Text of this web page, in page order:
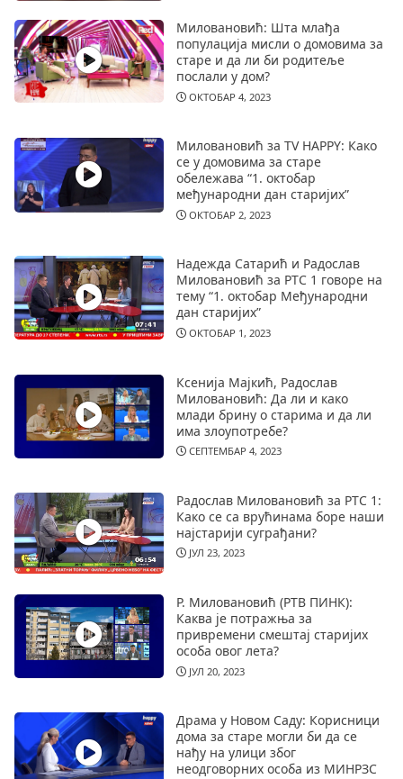
Миловановић: Шта млађа
популација мисли о домовима за
старе и да ли би родитеље
послали у дом?
ОКТОБАР 4, 2023
Миловановић за TV HAPPY: Како
се у домовима за старе
обележава “1. октобар
међународни дан старијих”
ОКТОБАР 2, 2023
Надежда Сатарић и Радослав
Миловановић за РТС 1 говоре на
тему “1. октобар Међународни
дан старијих”
ОКТОБАР 1, 2023
Ксенија Мајкић, Радослав
Миловановић: Да ли и како
млади брину о старима и да ли
има злоупотребе?
СЕПТЕМБАР 4, 2023
Радослав Миловановић за РТС 1:
Како се са врућинама боре наши
најстарији суграђани?
ЈУЛ 23, 2023
Р. Миловановић (РТВ ПИНК):
Каква је потражња за
привремени смештај старијих
особа овог лета?
ЈУЛ 20, 2023
Драма у Новом Саду: Корисници
дома за старе могли би да се
нађу на улици због
неодговорних особа из МИНРЗС